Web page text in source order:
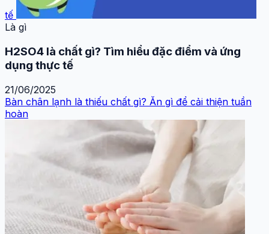
tế
Là gì
H2SO4 là chất gì? Tìm hiểu đặc điểm và ứng
dụng thực tế
21/06/2025
Bàn chân lạnh là thiếu chất gì? Ăn gì để cải thiện tuần
hoàn